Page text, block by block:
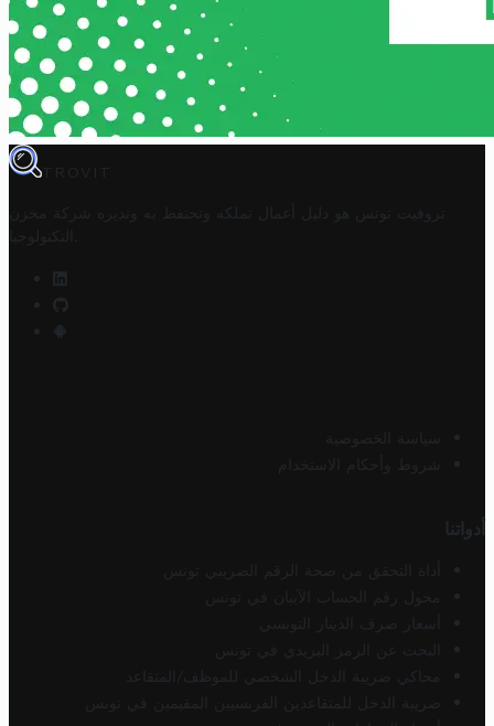
TROVIT
تروفيت تونس هو دليل أعمال تملكه وتحتفظ به وتديره
شركة مخزن
التكنولوجيا
سياسة الخصوصية
شروط وأحكام الاستخدام
أدواتنا
أداة التحقق من صحة الرقم الضريبي تونس
محول رقم الحساب الآيبان في تونس
أسعار صرف الدينار التونسي
البحث عن الرمز البريدي في تونس
محاكي ضريبة الدخل الشخصي للموظف/المتقاعد
ضريبة الدخل للمتقاعدين الفرنسيين المقيمين في تونس